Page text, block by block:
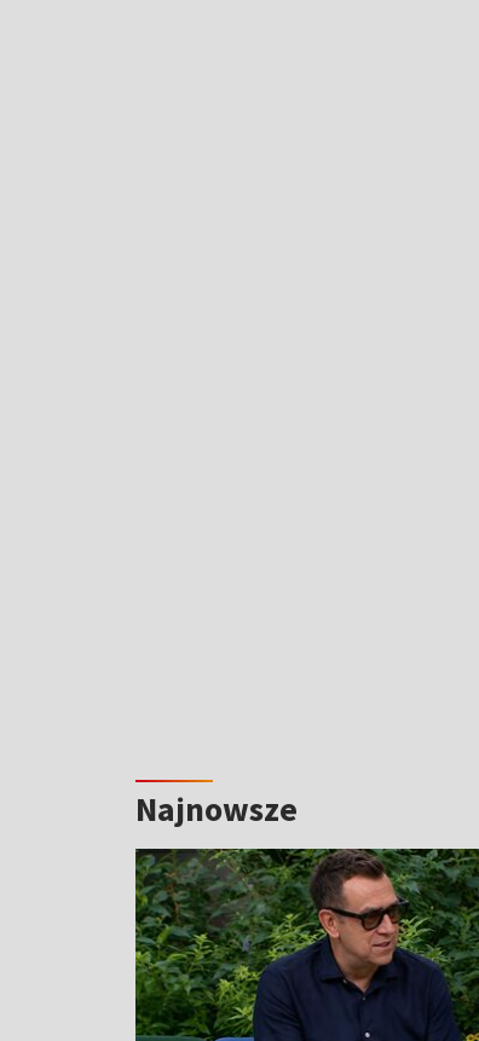
Najnowsze